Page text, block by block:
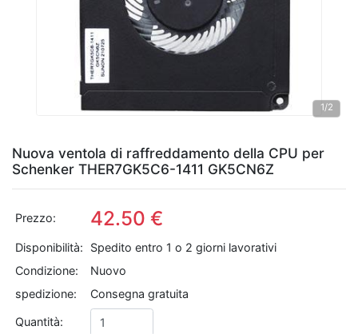
1/2
Nuova ventola di raffreddamento della CPU per
Schenker THER7GK5C6-1411 GK5CN6Z
Prezzo: 42.50 €
Disponibilità:
Spedito entro 1 o 2 giorni lavorativi
Condizione:
Nuovo
spedizione:
Consegna gratuita
Quantità: